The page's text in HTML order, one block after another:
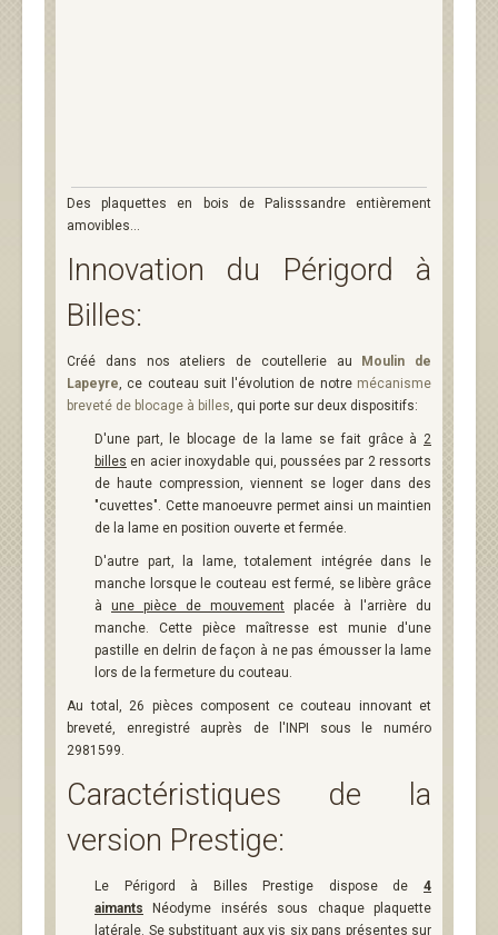
Des plaquettes en bois de Palisssandre entièrement
amovibles...
Innovation du Périgord à
Billes:
Créé dans nos ateliers de coutellerie au
Moulin de
Lapeyre, ce couteau suit l'évolution de notre mécanisme
breveté de blocage à billes, qui porte sur deux dispositifs:
D'une part, le blocage de la lame se fait grâce à 2
billes en acier inoxydable qui, poussées par 2 ressorts
de haute compression, viennent se loger dans des
"cuvettes". Cette manoeuvre permet ainsi un maintien
de la lame en position ouverte et fermée.
D'autre part, la lame, totalement intégrée dans le
manche lorsque le couteau est fermé, se libère grâce
à une pièce de mouvement placée à l'arrière du
manche. Cette pièce maîtresse est munie d'une
pastille en delrin de façon à ne pas émousser la lame
lors de la fermeture du couteau.
Au total, 26 pièces composent ce couteau innovant et
breveté, enregistré auprès de l'INPI sous le numéro
2981599.
Caractéristiques de la
version Prestige:
Le Périgord à Billes Prestige dispose de 4
aimants Néodyme insérés sous chaque plaquette
latérale. Se substituant aux vis six pans présentes sur